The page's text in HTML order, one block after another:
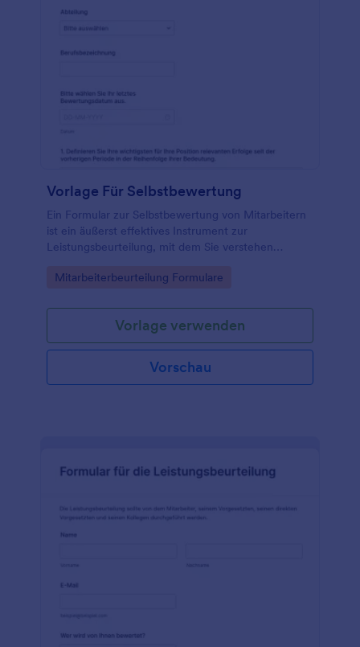
Vorlage Für Selbstbewertung
Ein Formular zur Selbstbewertung von Mitarbeitern
ist ein äußerst effektives Instrument zur
Leistungsbeurteilung, mit dem Sie verstehen
Beiträge bei der Arbeit sehen. Erstellen Sie Online-
unserer kostenlosen Vorlage zur Selbstbewertung!
Go to Category:
Mitarbeiterbeurteilung Formulare
Vorlage verwenden
Vorschau